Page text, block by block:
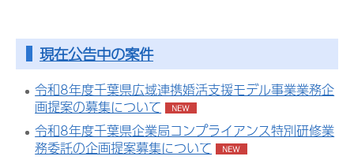
現在公告中の案件
令和8年度千葉県広域連携婚活支援モデル事業業務企
画提案の募集について
令和8年度千葉県企業局コンプライアンス特別研修業
務委託の企画提案募集について